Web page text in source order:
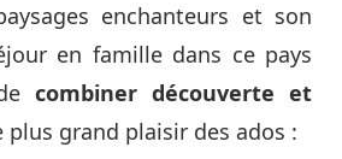
enchanteurs et son
en famille dans ce pays
combiner découverte et
plus grand plaisir des ados :